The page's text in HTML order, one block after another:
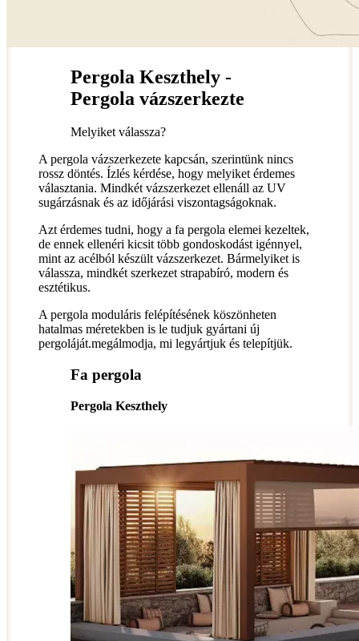
Pergola Keszthely -
Pergola vázszerkezte
Melyiket válassza?
A pergola vázszerkezete kapcsán, szerintünk nincs
rossz döntés. Ízlés kérdése, hogy melyiket érdemes
választania. Mindkét vázszerkezet ellenáll az UV
sugárzásnak és az időjárási viszontagságoknak.
Azt érdemes tudni, hogy a fa pergola elemei kezeltek,
de ennek ellenéri kicsit több gondoskodást igénnyel,
mint az acélból készült vázszerkezet. Bármelyiket is
válassza, mindkét szerkezet strapabíró, modern és
esztétikus.
A pergola moduláris felépítésének köszönheten
hatalmas méretekben is le tudjuk gyártani új
pergoláját.megálmodja, mi legyártjuk és telepítjük.
Fa pergola
Pergola Keszthely